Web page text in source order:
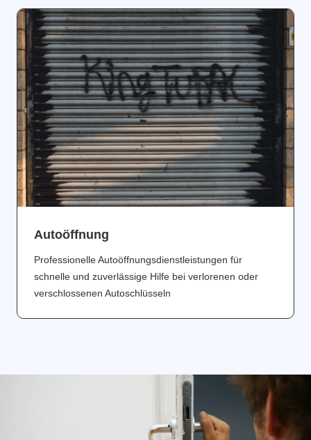
Аutoöffnung
Professionelle Autoöffnungsdienstleistungen für
schnelle und zuverlässige Hilfe bei verlorenen oder
verschlossenen Autoschlüsseln